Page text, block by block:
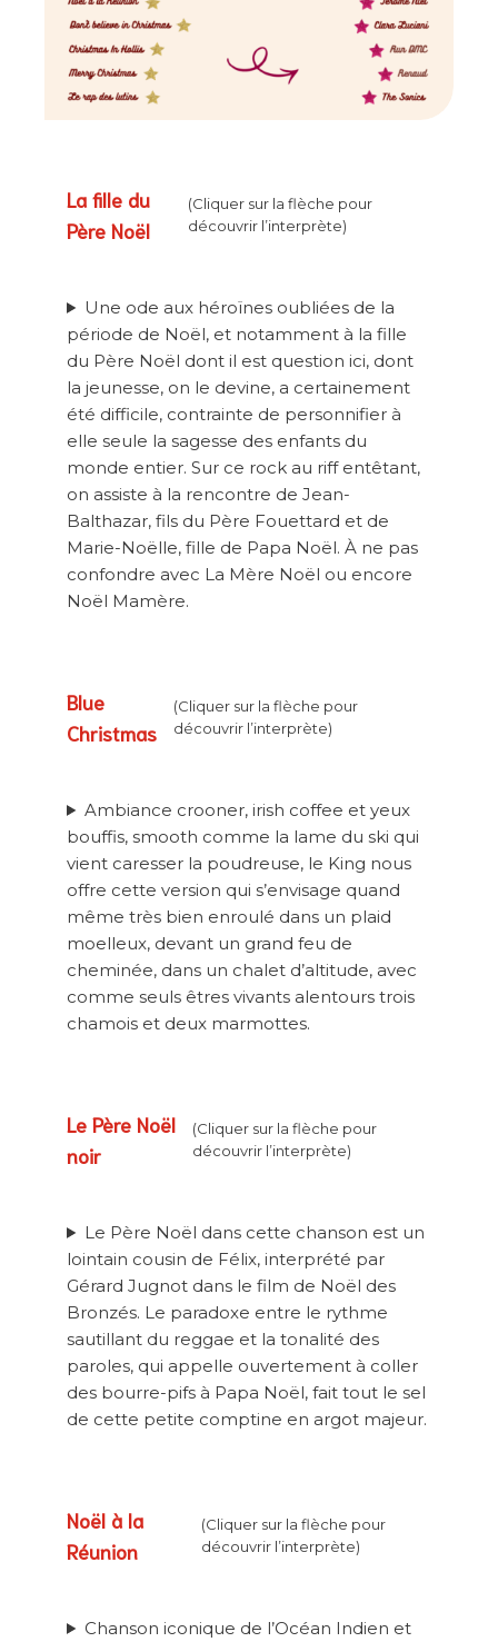
La fille du
Père Noël
(Cliquer sur la flèche pour
découvrir l’interprète)
Une ode aux héroïnes oubliées de la
période de Noël, et notamment à la fille
du Père Noël dont il est question ici, dont
la jeunesse, on le devine, a certainement
été difficile, contrainte de personnifier à
elle seule la sagesse des enfants du
monde entier. Sur ce rock au riff entêtant,
on assiste à la rencontre de Jean-
Balthazar, fils du Père Fouettard et de
Marie-Noëlle, fille de Papa Noël. À ne pas
confondre avec La Mère Noël ou encore
Noël Mamère.
Blue
Christmas
(Cliquer sur la flèche pour
découvrir l’interprète)
Ambiance crooner, irish coffee et yeux
bouffis, smooth comme la lame du ski qui
vient caresser la poudreuse, le King nous
offre cette version qui s’envisage quand
même très bien enroulé dans un plaid
moelleux, devant un grand feu de
cheminée, dans un chalet d’altitude, avec
comme seuls êtres vivants alentours trois
chamois et deux marmottes.
Le Père Noël
noir
(Cliquer sur la flèche pour
découvrir l’interprète)
Le Père Noël dans cette chanson est un
lointain cousin de Félix, interprété par
Gérard Jugnot dans le film de Noël des
Bronzés. Le paradoxe entre le rythme
sautillant du reggae et la tonalité des
paroles, qui appelle ouvertement à coller
des bourre-pifs à Papa Noël, fait tout le sel
de cette petite comptine en argot majeur.
Noël à la
Réunion
(Cliquer sur la flèche pour
découvrir l’interprète)
Chanson iconique de l’Océan Indien et